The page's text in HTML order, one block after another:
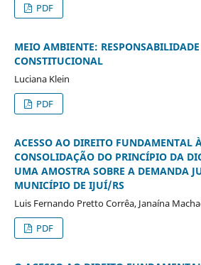
PDF
MEIO AMBIENTE:
CONSTITUCIONAL
Luciana Klein
PDF
ACESSO AO DIREITO FUNDAMENTAL
CONSOLIDAÇÃO DO PRINCÍPIO DA
UMA AMOSTRA SOBRE A DEMANDA
MUNICÍPIO DE IJUÍ/RS
Luis Fernando Pretto Corrêa, Janaína
PDF